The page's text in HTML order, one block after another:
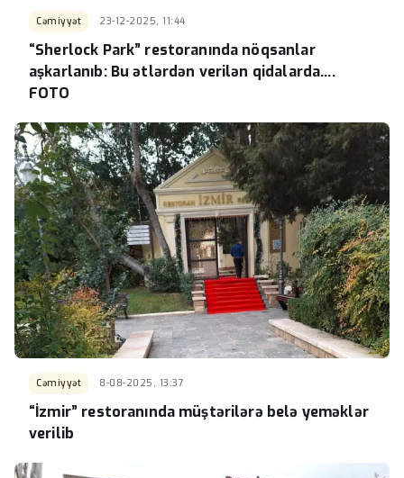
Cəmiyyət 23-12-2025, 11:44
“Sherlock Park” restoranında nöqsanlar
aşkarlanıb: Bu ətlərdən verilən qidalarda….
FOTO
Cəmiyyət 8-08-2025, 13:37
“İzmir” restoranında müştərilərə belə yeməklər
verilib